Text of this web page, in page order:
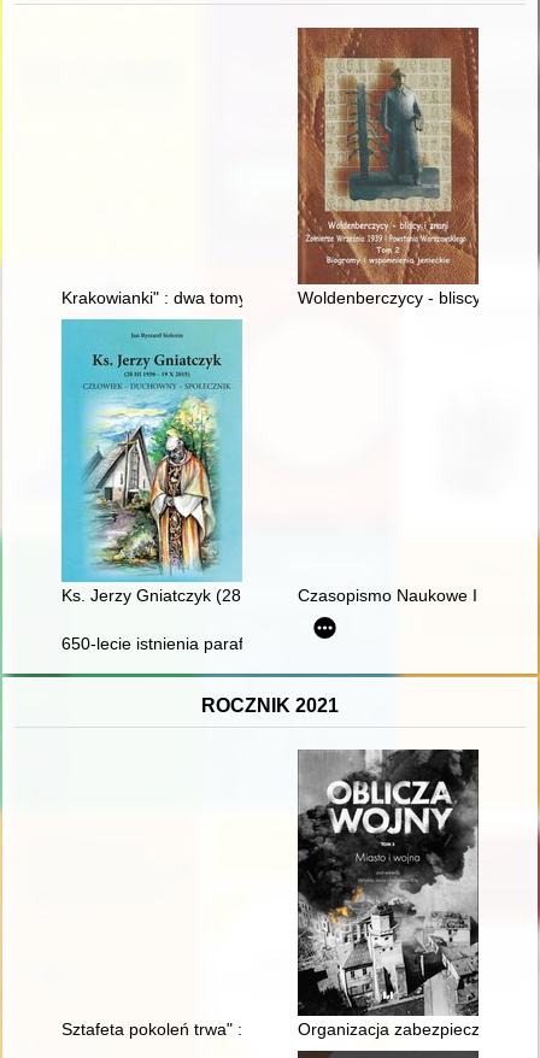
Krakowianki" : dwa tomy "zadumienia", ale i radości :
Woldenberczycy - bliscy i
Ks. Jerzy Gniatczyk (28 III 1950 - 19 X 2015) : człowiek -
Czasopismo Naukowe
650-lecie istnienia parafii : Płonka Kościelna
ROCZNIK 2021
Sztafeta pokoleń trwa" : 100-lat istnienia "Czerwoniaka" : LO
Organizacja zabezpieczenia